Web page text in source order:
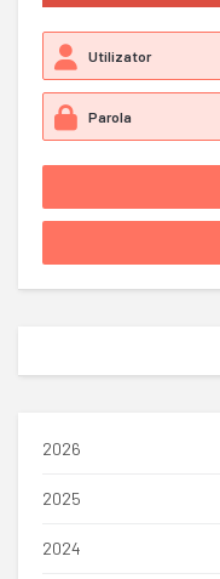
2026
2025
2024